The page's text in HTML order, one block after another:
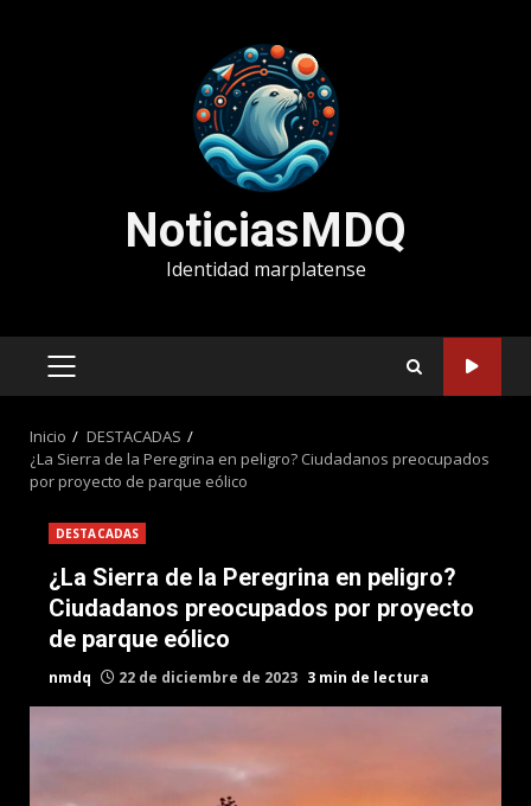
NoticiasMDQ
Identidad marplatense
MENÚ
Inicio
DESTACADAS
¿La Sierra de la Peregrina en peligro? Ciudadanos preocupados
por proyecto de parque eólico
DESTACADAS
¿La Sierra de la Peregrina en peligro?
Ciudadanos preocupados por proyecto
de parque eólico
nmdq 22 de diciembre de 2023 3 min de lectura